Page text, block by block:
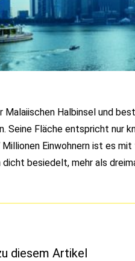
Malaiischen Halbinsel und
Seine Fläche entspricht nur
Einwohnern ist es
besiedelt, mehr als
diesem Artikel